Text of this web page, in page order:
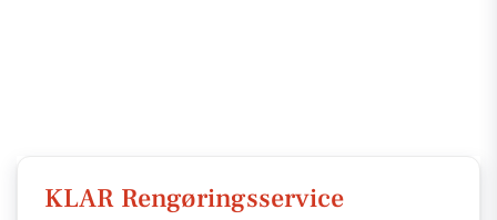
KLAR Rengøringsservice